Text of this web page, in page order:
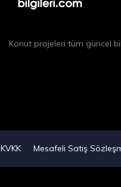
Konut projeleri tüm güncel
KVKK Mesafeli Satış